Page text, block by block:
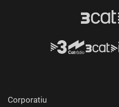
Corporatiu